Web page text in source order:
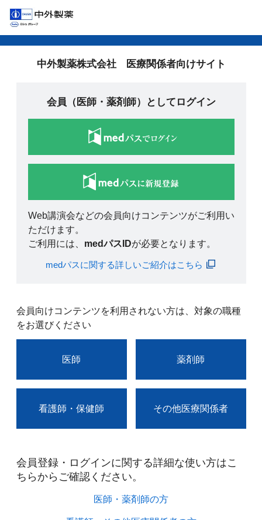
中外製薬株式会社 医療関係者向けサイト
会員（医師・薬剤師）としてログイン
Web講演会などの会員向けコンテンツがご利用い
ただけます。
ご利用には、 medパスIDが必要となります。
medパスに関する詳しいご紹介はこちら
会員向けコンテンツを利用されない方は、対象の職種
をお選びください
医師 薬剤師
看護師・保健師 その他医療関係者
会員登録・ログインに関する詳細な使い方はこ
ちらからご確認ください。​
医師・薬剤師の方​